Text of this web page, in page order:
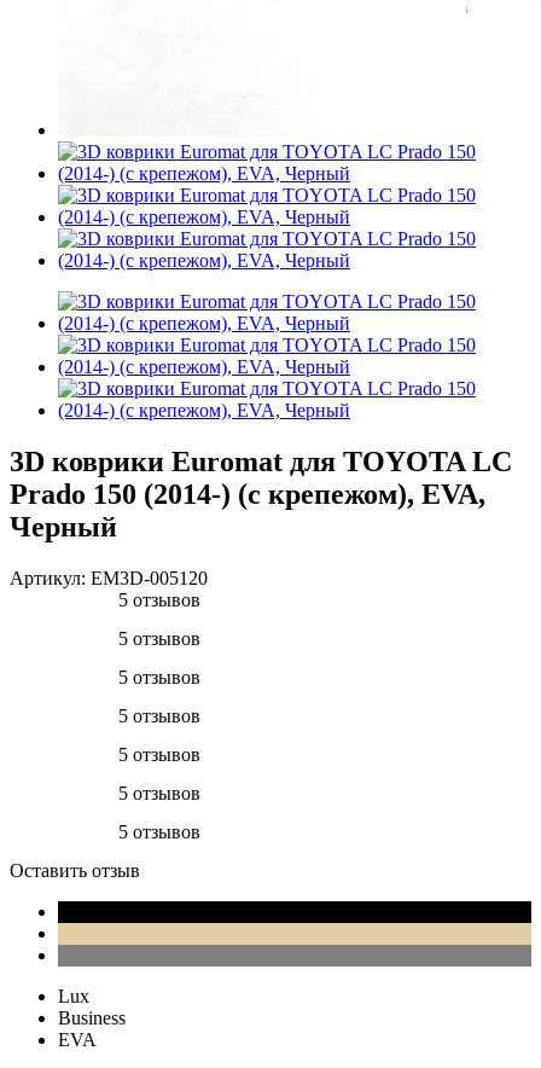
3D коврики Euromat для TOYOTA LС
Prado 150 (2014-) (с крепежом), EVA,
Черный
Артикул: EM3D-005120
5 отзывов
5 отзывов
5 отзывов
5 отзывов
5 отзывов
5 отзывов
5 отзывов
Оставить отзыв
Lux
Business
EVA